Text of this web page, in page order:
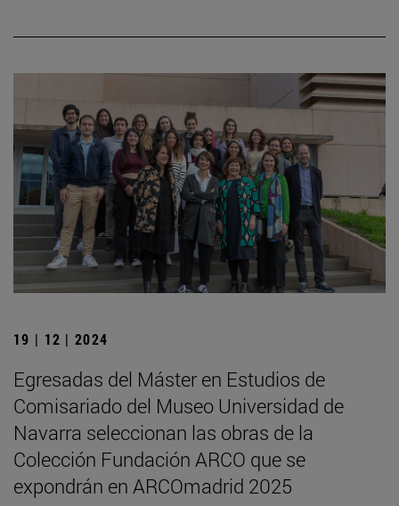
19 | 12 | 2024
Egresadas del Máster en Estudios de
Comisariado del Museo Universidad de
Navarra seleccionan las obras de la
Colección Fundación ARCO que se
expondrán en ARCOmadrid 2025